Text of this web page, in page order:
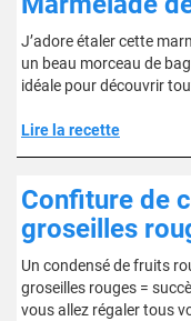
J’adore étaler cette
un beau morceau de
idéale pour découvrir
Lire la recette
Confiture de
groseilles
Un condensé de fruits
groseilles rouges =
vous allez régaler tous